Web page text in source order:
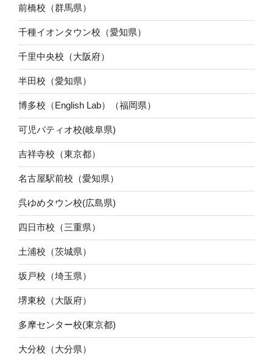
前橋校（群馬県）
千種イオンタウン校（愛知県）
千里中央校（大阪府）
半田校（愛知県）
博多校（English Lab）（福岡県）
可児パティオ校(岐阜県)
吉祥寺校（東京都）
名古屋駅前校（愛知県）
呉ゆめタウン校(広島県)
四日市校（三重県）
土浦校（茨城県）
坂戸校（埼玉県）
堺東校（大阪府）
多摩センター校(東京都)
大分校（大分県）